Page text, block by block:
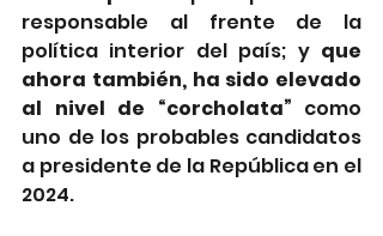
responsable al frente de la
política interior del país; y que
ahora también, ha sido elevado
al nivel de “corcholata” como
uno de los probables candidatos
a presidente de la República en el
2024.